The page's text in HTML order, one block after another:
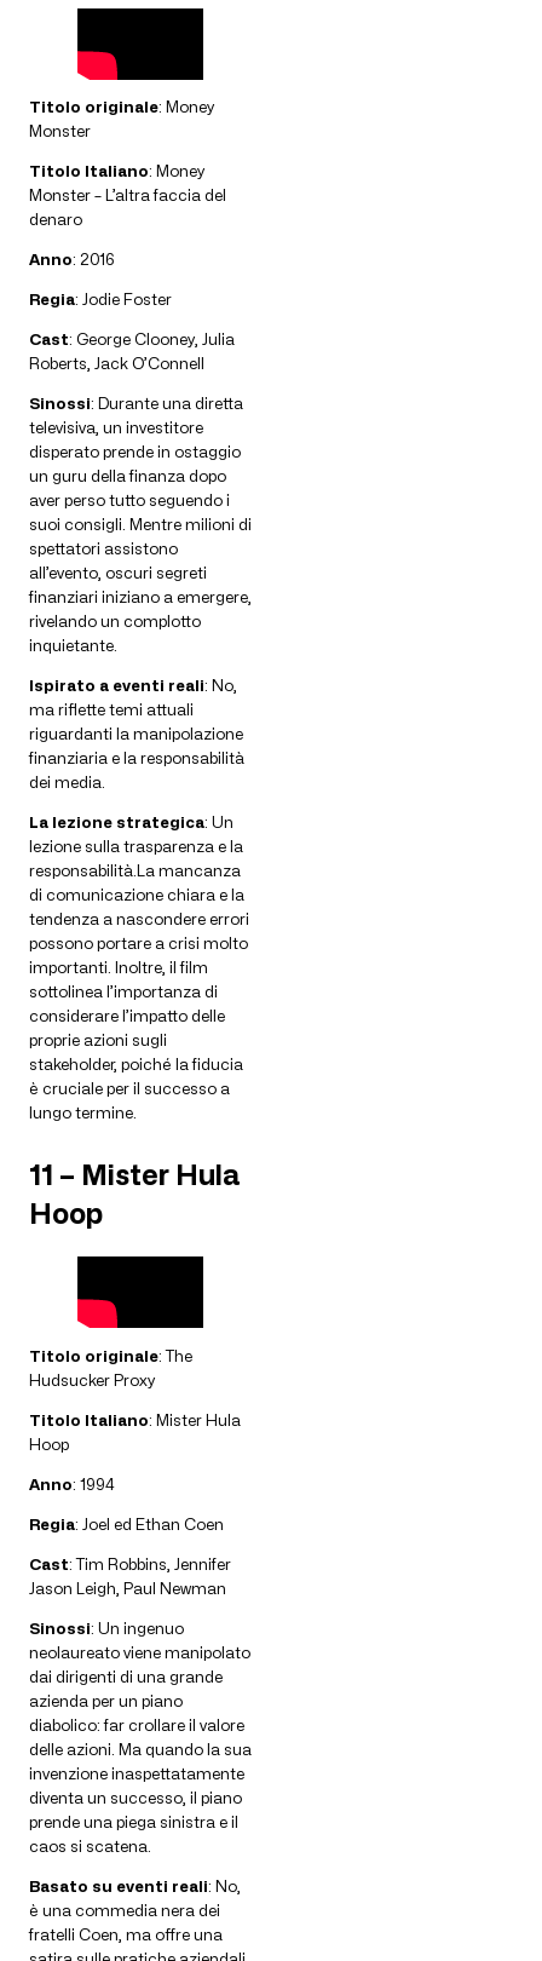
Titolo originale: Money
Monster
Titolo Italiano: Money
Monster – L’altra faccia del
denaro
Anno: 2016
Regia: Jodie Foster
Cast: George Clooney, Julia
Roberts, Jack O’Connell
Sinossi: Durante una diretta
televisiva, un investitore
disperato prende in ostaggio
un guru della finanza dopo
aver perso tutto seguendo i
suoi consigli. Mentre milioni di
spettatori assistono
all’evento, oscuri segreti
finanziari iniziano a emergere,
rivelando un complotto
inquietante.
Ispirato a eventi reali: No,
ma riflette temi attuali
riguardanti la manipolazione
finanziaria e la responsabilità
dei media.
La lezione strategica: Un
lezione sulla trasparenza e la
responsabilità.La mancanza
di comunicazione chiara e la
tendenza a nascondere errori
possono portare a crisi molto
importanti. Inoltre, il film
sottolinea l’importanza di
considerare l’impatto delle
proprie azioni sugli
stakeholder, poiché la fiducia
è cruciale per il successo a
lungo termine.
11 – Mister Hula
Hoop
Titolo originale: The
Hudsucker Proxy
Titolo Italiano: Mister Hula
Hoop
Anno: 1994
Regia: Joel ed Ethan Coen
Cast: Tim Robbins, Jennifer
Jason Leigh, Paul Newman
Sinossi: Un ingenuo
neolaureato viene manipolato
dai dirigenti di una grande
azienda per un piano
diabolico: far crollare il valore
delle azioni. Ma quando la sua
invenzione inaspettatamente
diventa un successo, il piano
prende una piega sinistra e il
caos si scatena.
Basato su eventi reali: No,
è una commedia nera dei
fratelli Coen, ma offre una